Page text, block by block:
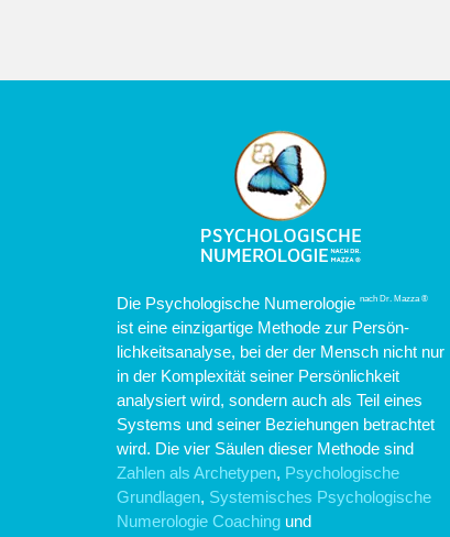
Die Psychologische Numerologie nach Dr. Mazza ®
ist eine einzigartige Methode zur Persön-
lichkeitsanalyse, bei der der Mensch nicht nur
in der Komplexität seiner Persönlichkeit
analysiert wird, sondern auch als Teil eines
Systems und seiner Beziehungen betrachtet
wird. Die vier Säulen dieser Methode sind
Zahlen als Archetypen, Psychologische
Grundlagen, Systemisches Psychologische
Numerologie Coachingund